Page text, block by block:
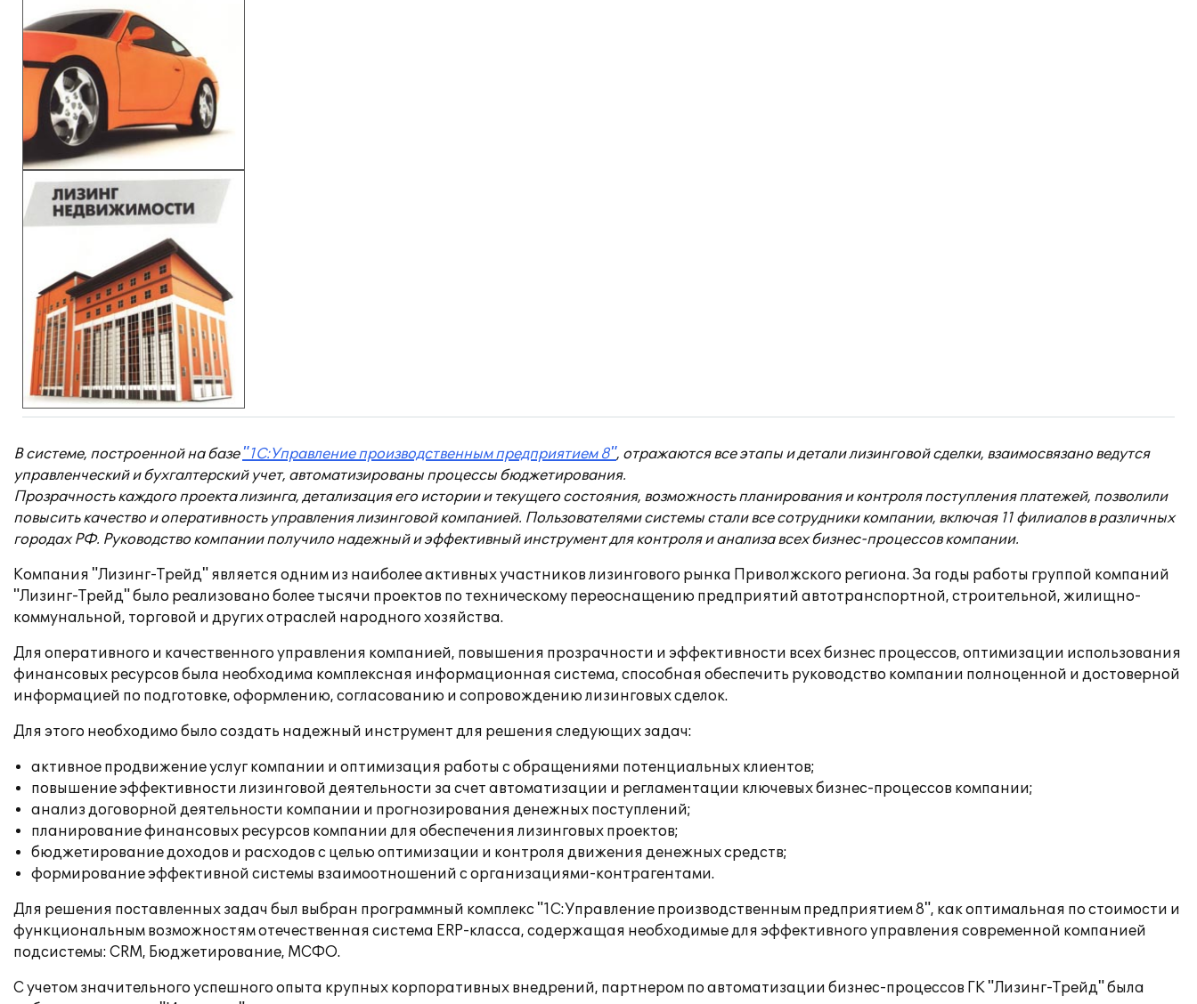
В системе, построенной на базе "1С:Управление производственным предприятием 8", отражаются все этапы и детали лизинговой сделки, взаимосвязано ведутся
управленческий и бухгалтерский учет, автоматизированы процессы бюджетирования.
Прозрачность каждого проекта лизинга, детализация его истории и текущего состояния, возможность планирования и контроля поступления платежей, позволили
повысить качество и оперативность управления лизинговой компанией. Пользователями системы стали все сотрудники компании, включая 11 филиалов в различных
городах РФ. Руководство компании получило надежный и эффективный инструмент для контроля и анализа всех бизнес-процессов компании.
Компания "Лизинг-Трейд" является одним из наиболее активных участников лизингового рынка Приволжского региона. За годы работы группой компаний
"Лизинг-Трейд" было реализовано более тысячи проектов по техническому переоснащению предприятий автотранспортной, строительной, жилищно-
коммунальной, торговой и других отраслей народного хозяйства.
Для оперативного и качественного управления компанией, повышения прозрачности и эффективности всех бизнес процессов, оптимизации использования
финансовых ресурсов была необходима комплексная информационная система, способная обеспечить руководство компании полноценной и достоверной
информацией по подготовке, оформлению, согласованию и сопровождению лизинговых сделок.
Для этого необходимо было создать надежный инструмент для решения следующих задач:
активное продвижение услуг компании и оптимизация работы с обращениями потенциальных клиентов;
повышение эффективности лизинговой деятельности за счет автоматизации и регламентации ключевых бизнес-процессов компании;
анализ договорной деятельности компании и прогнозирования денежных поступлений;
планирование финансовых ресурсов компании для обеспечения лизинговых проектов;
бюджетирование доходов и расходов с целью оптимизации и контроля движения денежных средств;
формирование эффективной системы взаимоотношений с организациями-контрагентами.
Для решения поставленных задач был выбран программный комплекс "1С:Управление производственным предприятием 8", как оптимальная по стоимости и
функциональным возможностям отечественная система ERP-класса, содержащая необходимые для эффективного управления современной компанией
подсистемы: CRM, Бюджетирование, МСФО.
С учетом значительного успешного опыта крупных корпоративных внедрений, партнером по автоматизации бизнес-процессов ГК "Лизинг-Трейд" была